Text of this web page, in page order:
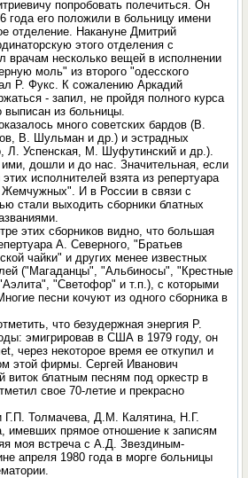
попробовать полечиться. Он
года его положили в больницу имени
отделение. Накануне Дмитрий
этого отделения с
врачам несколько вещей в исполнении
моль" из второго "одесского
Р. Фукс. К сожалению Аркадий
- запил, не пройдя полного курса
из больницы.
много советских бардов (В.
В. Шульман и др.) и эстрадных
Л. Успенская, М. Шуфутинский и др.).
дошли и до нас. Значительная, если
исполнителей взята из репертуара
И в России в связи с
стали выходить сборники блатных
этих сборников видно, что большая
А. Северного, "Братьев
чайки" и других менее известных
("Магаданцы", "Альбиносы", "Крестные
"Светофор" и т.п.), с которыми
песни кочуют из одного сборника в
что безудержная энергия Р.
эмигрировав в США в 1979 году, он
через некоторое время ее откупил и
этой фирмы. Сергей Иванович
виток блатным песням под оркестр в
свое 70-летие и прекрасно
Г.П. Толмачева, Д.М. Калятина, Н.Г.
имевших прямое отношение к записям
моя встреча с А.Д. Звездиным-
апреля 1980 года в морге больницы